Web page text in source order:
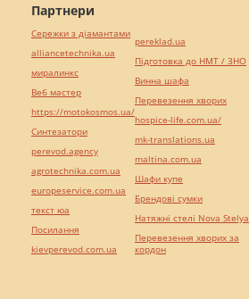
Партнери
Сережки з діамантами
alliancetechnika.ua
миралинкс
Веб мастер
https://motokosmos.ua/
Синтезатори
perevod.agency
agrotechnika.com.ua
europeservice.com.ua
текст юа
Посилання
kievperevod.com.ua
pereklad.ua
Підготовка до НМТ / ЗНО
Винна шафа
Перевезення хворих
hospice-life.com.ua/
mk-translations.ua
maltina.com.ua
Шафи купе
Брендові сумки
Натяжні стелі Nova Stelya
Перевезення хворих за
кордон